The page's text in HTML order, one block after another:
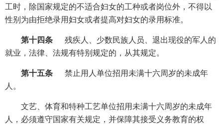
工时，除国家规定的不适合妇女的工种或者岗位外，不得以
性别为由拒绝录用妇女或者提高对妇女的录用标准。
第十四条
残疾人、少数民族人员、退出现役的军人的
就业，法律、法规有特别规定的，从其规定。
第十五条
禁止用人单位招用未满十六周岁的未成年
人。
文艺、体育和特种工艺单位招用未满十六周岁的未成年
人，必须遵守国家有关规定，并保障其接受义务教育的权